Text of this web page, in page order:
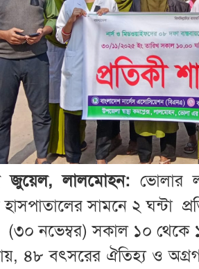
লালমোহন: ভোলার
হাসপাতালের সামনে ২ ঘন্টা
(৩০ নভেম্বর) সকাল ১০ থেকে
৪৮ বৎসরের ঐতিহ্য ও